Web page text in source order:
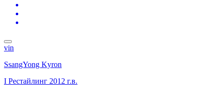
vin
SsangYong Kyron
I Рестайлинг 2012 г.в.